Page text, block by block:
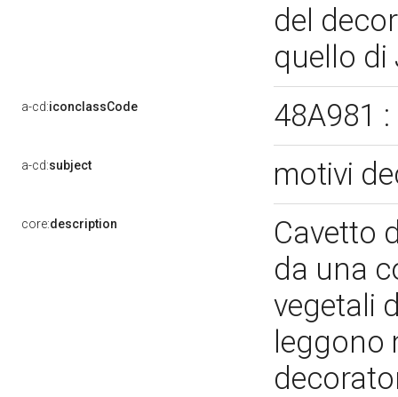
del
quello
a-cd:iconclassCode 48A981
a-cd:subject motivi
core:description
Cavetto
da una
vegetali
leggono